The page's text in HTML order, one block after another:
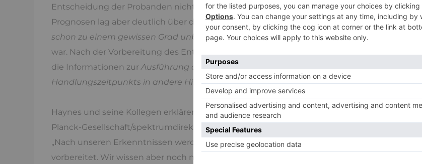
Entscheidung der Probanden nicht mit Sicherheit voraussagen, die Häufigkeit richtiger
Prognosen lag aber deutlich über dem Zufall. Dies deutet darauf hin, dass dieEntscheidung
schon zu einem gewissen Grad unbewusst angebahnt, aber noch nicht endgültig gefallen
war. Nach der Vorbereitung des Entscheidungsprozesses im frontopolaren Kortex, werden
die Informationen zurAusführung der Tätigkeit und zur Festlegung des
Handlungszeitpunkts in andere Hirnbereicheübermittelt.“
Haynes und seine Kollegen erklären sich die Ergebnisse folgendermaßen (zitiert nach Max-
Planck-Gesellschaft/spektrumdirekt):
„Nach unseren Erkenntnissen werden Entscheidungen im Gehirn zwar unbewusst
vorbereitet. Wir wissen aber noch nicht, wo sie endgültig getroffen werden. Vor allem wissen